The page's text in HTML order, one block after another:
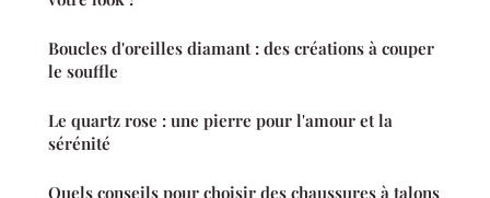
Boucles d'oreilles diamant : des créations à couper
le souffle
Le quartz rose : une pierre pour l'amour et la
sérénité
Quels conseils pour choisir des chaussures à talons